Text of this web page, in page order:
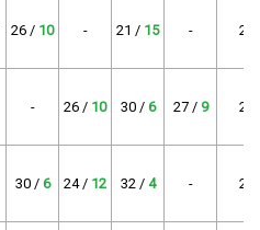
26 / 10 - 21 / 15 - 25
- 26 / 10 30 / 6 27 / 9 25
30 / 6 24 / 12 32 / 4 - 22